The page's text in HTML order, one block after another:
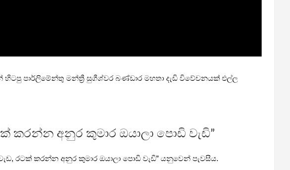
හිටපු පාර්ලිමේන්තු මන්ත්‍රී සුගීශ්වර බණ්ඩාර මහතා දැඩි විවේචනයක් එල්ල
කරන්න අනුර කුමාර ඔයාලා පොඩි වැඩි”
රටක් කරන්න අනුර කුමාර ඔයාලා පොඩි වැඩි” යනුවෙන් පැවසීය.